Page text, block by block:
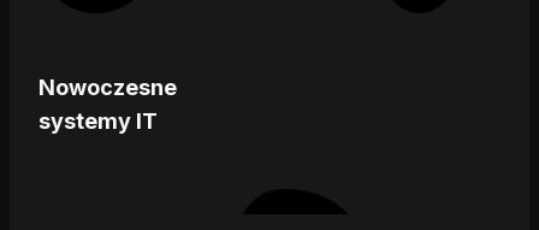
Nowoczesne
systemy IT